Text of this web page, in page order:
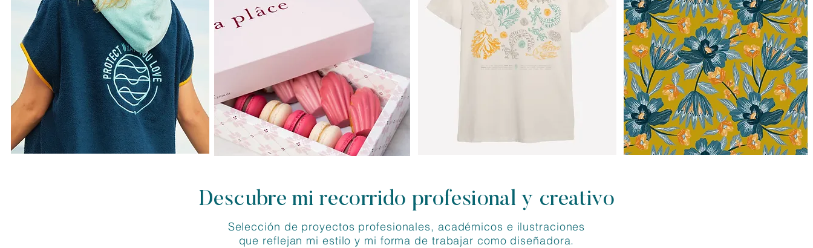
Descubre mi recorrido profesional y creativo
Selección de proyectos profesionales, académicos e ilustraciones
que reflejan mi estilo y mi forma de trabajar como diseñadora.